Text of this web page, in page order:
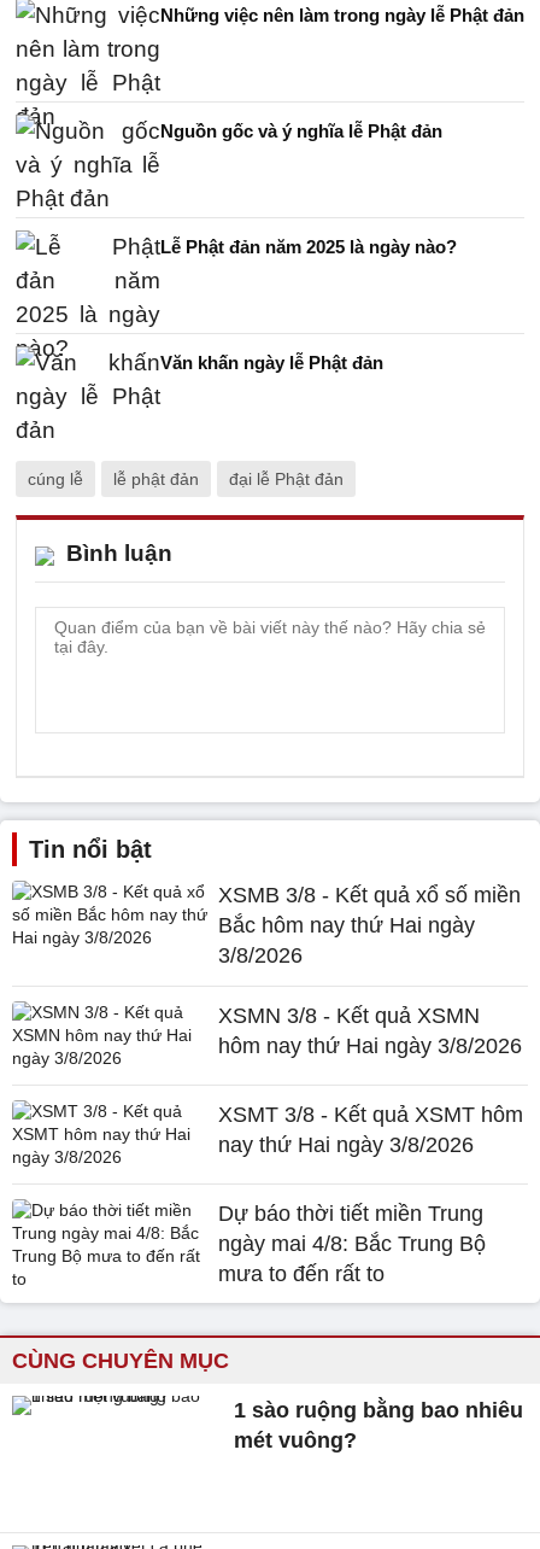
Những việc nên làm trong ngày lễ Phật đản
Nguồn gốc và ý nghĩa lễ Phật đản
Lễ Phật đản năm 2025 là ngày nào?
Văn khấn ngày lễ Phật đản
cúng lễ lễ phật đản đại lễ Phật đản
Bình luận
Tin nổi bật
XSMB 3/8 - Kết quả xổ số miền
Bắc hôm nay thứ Hai ngày
3/8/2026
XSMN 3/8 - Kết quả XSMN
hôm nay thứ Hai ngày 3/8/2026
XSMT 3/8 - Kết quả XSMT hôm
nay thứ Hai ngày 3/8/2026
Dự báo thời tiết miền Trung
ngày mai 4/8: Bắc Trung Bộ
mưa to đến rất to
CÙNG CHUYÊN MỤC
1 sào ruộng bằng bao nhiêu
mét vuông?